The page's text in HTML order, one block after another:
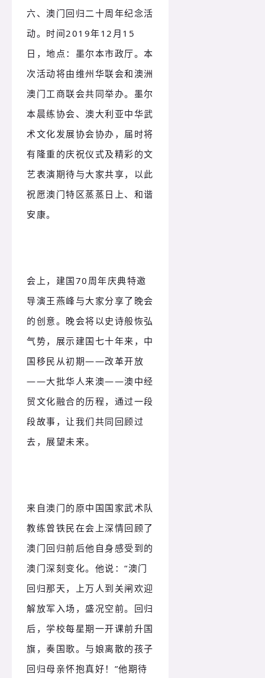
六、澳门回归二十周年纪念活
动。 时间2019年12月15
日，地点： 墨尔本市政厅。 本
次活动将由维州华联会和澳洲
澳门工商联会共同举办。 墨尔
本晨练协会、澳大利亚中华武
术文化发展协会协办，届时将
有隆重的庆祝仪式及精彩的文
艺表演期待与大家共享，以此
祝愿澳门特区蒸蒸日上、和谐
安康。
会上，建国70周年庆典特邀
导演王燕峰与大家分享了晚会
的创意。 晚会将以史诗般恢弘
气势，展示建国七十年来，中
国移民从初期——改革开放
——大批华人来澳——澳中经
贸文化融合的历程，通过一段
段故事，让我们共同回顾过
去，展望未来。
来自澳门的原中国国家武术队
教练曾铁民在会上深情回顾了
澳门回归前后他自身感受到的
澳门深刻变化。 他说： “澳门
回归那天，上万人到关闸欢迎
解放军入场，盛况空前。 回归
后，学校每星期一开课前升国
旗，奏国歌。 与娘离散的孩子
回归母亲怀抱真好！ ”他期待